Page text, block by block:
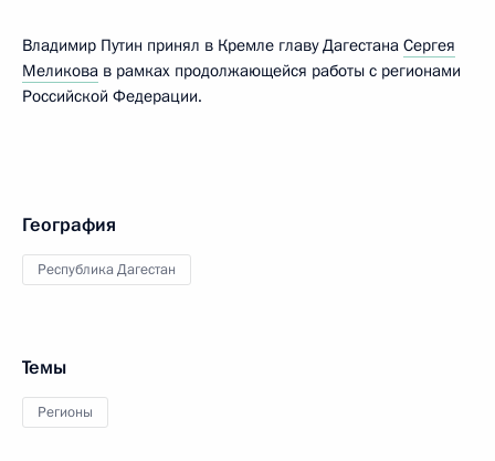
Владимир Путин принял в Кремле главу Дагестана Сергея
Меликова в рамках продолжающейся работы с регионами
Российской Федерации.
География
Республика Дагестан
Темы
Регионы